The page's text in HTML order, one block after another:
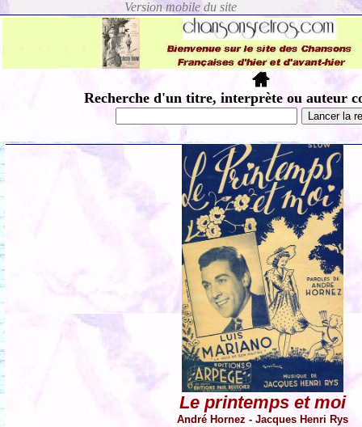
Recherche d'un titre, interprète ou auteur
Le printemps et moi
André Hornez - Jacques Henri Rys